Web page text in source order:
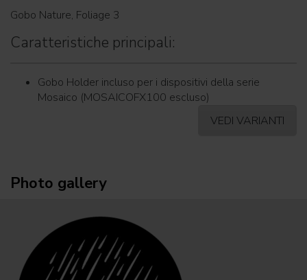
Gobo Nature, Foliage 3
Caratteristiche principali:
Gobo Holder incluso per i dispositivi della serie
Mosaico (MOSAICOFX100 escluso)
VEDI VARIANTI
Photo gallery